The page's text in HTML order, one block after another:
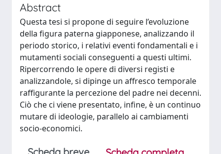
Abstract
Questa tesi si propone di seguire l’evoluzione
della figura paterna giapponese, analizzando il
periodo storico, i relativi eventi fondamentali e i
mutamenti sociali conseguenti a questi ultimi.
Ripercorrendo le opere di diversi registi e
analizzandole, si dipinge un affresco temporale
raffigurante la percezione del padre nei decenni.
Ciò che ci viene presentato, infine, è un continuo
mutare di ideologie, parallelo ai cambiamenti
socio-economici.